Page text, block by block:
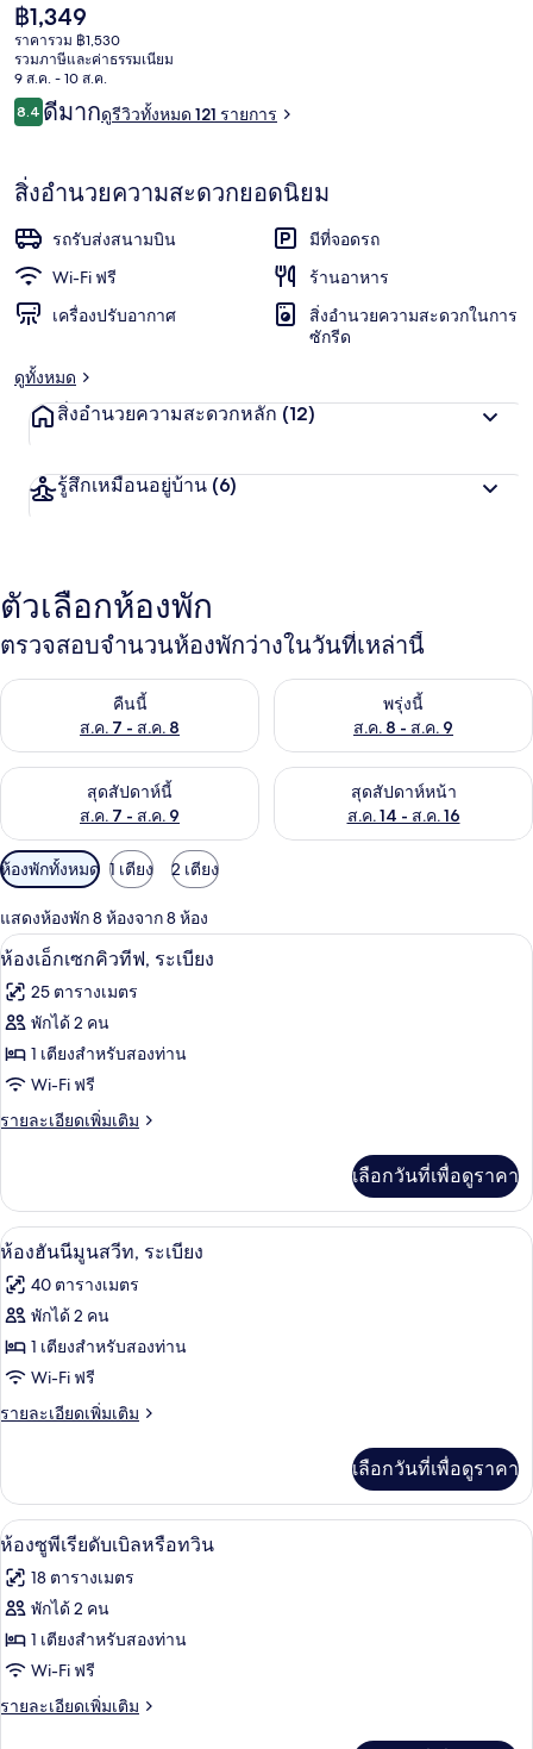
ราคา
ปัจจุบัน
฿1,349
฿1,349
ราคารวม ฿1,530
รวมภาษีและค่าธรรมเนียม
9 ส.ค. - 10 ส.ค.
รีวิว
8.48.4 จาก 10
ดีมากดูรีวิวทั้งหมด 121 รายการ
สิ่งอำนวยความสะดวกยอดนิยม
รถรับส่งสนามบิน
มีที่จอดรถ
Wi-Fi ฟรี
ร้านอาหาร
เครื่องปรับอากาศ
สิ่งอำนวยความสะดวกในการ
ซักรีด
ดูทั้งหมด
สิ่งอำนวยความสะดวกหลัก (12)
รู้สึกเหมือนอยู่บ้าน (6)
ตัวเลือกห้องพัก
ตรวจสอบจำนวนห้องพักว่างในวันที่เหล่านี้
คืนนี้
ส.ค. 7 - ส.ค. 8
ตรวจสอบจำนวนห้องพักว่างในคืนนี้ ส.ค. 7 - ส.ค. 8พรุ่งนี้
ส.ค. 8 - ส.ค. 9
ตรวจสอบจำนวนห้องพักว่างใน
สุดสัปดาห์นี้
ส.ค. 7 - ส.ค. 9
ตรวจสอบจำนวนห้องพักว่างในสุดสัปดาห์นี้ ส.ค. 7 - ส.ค. 9
สุดสัปดาห์หน้า
ส.ค. 14 - ส.ค. 16
ตรวจสอบจำนวนห้องพักว่างใน
ตัว
กรอง
ที่
มี
ให้
สำหรับ
ห้อง
พัก
ห้องพักทั้งหมด 1 เตียง 2 เตียง
แสดงห้องพัก 8 ห้องจาก 8 ห้อง
เปิด
ภาพถ่าย
ทั้งหมด
ของ
ห้อง
เอ็ก
คิว
ทีฟ,
ระเบียง
มินิบาร์, ตู้นิรภัยในห้องพัก, โต๊ะทำงาน,
19
ห้องเอ็กเซกคิวทีฟ, ระเบียง
25 ตารางเมตร
พักได้ 2 คน
1 เตียงสำหรับสองท่าน
Wi-Fi ฟรี
รายละเอียดเพิ่มเติม
ราย
เกี่ยว
กับ
ห้อง
เซก
คิว
ระเบียง
เลือกวันที่เพื่อดูราคา
เปิด
ภาพถ่าย
ทั้งหมด
ของ
ห้อง
ฮัน
มูน
สวีท,
ระเบียง
ห้องฮันนีมูนสวีท, ระเบียง | มินิบาร์, ตู้นิ
30
ห้องฮันนีมูนสวีท, ระเบียง
40 ตารางเมตร
พักได้ 2 คน
1 เตียงสำหรับสองท่าน
Wi-Fi ฟรี
รายละเอียดเพิ่มเติม
ราย
เกี่ยว
กับ
ห้อง
นี
มูน
ท,
ระเบียง
เลือกวันที่เพื่อดูราคา
เปิด
ภาพถ่าย
ทั้งหมด
ของ
ห้อง
ซู
ห้องซูพีเรียดับเบิลหรือทวิน | มินิบาร์, ตู้
15
ห้องซูพีเรียดับเบิลหรือทวิน
18 ตารางเมตร
พักได้ 2 คน
1 เตียงสำหรับสองท่าน
Wi-Fi ฟรี
รายละเอียดเพิ่มเติม
ราย